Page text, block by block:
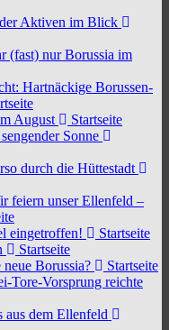
Aktiven im Blick
(fast) nur Borussia im
Hartnäckige Borussen-
August
Startseite
Sonne
durch die Hüttestadt
feiern unser Ellenfeld –
eingetroffen!
Startseite
Startseite
Borussia?
Startseite
Tore-Vorsprung reichte
aus dem Ellenfeld